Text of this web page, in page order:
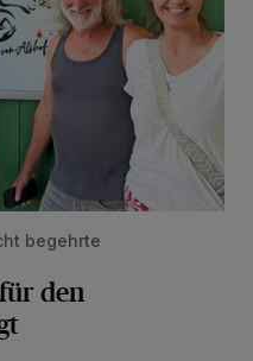
begehrte
den